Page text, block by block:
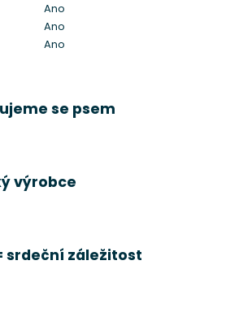
Ano
Ano
Ano
se psem
výrobce
srdeční záležitost